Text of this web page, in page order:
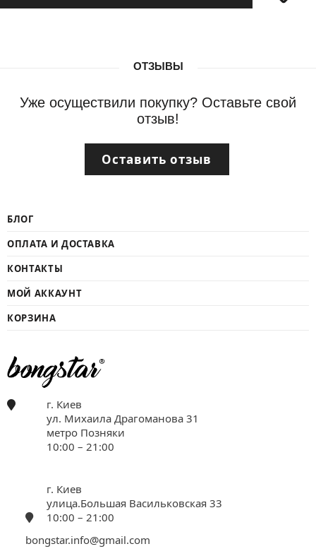
ОТЗЫВЫ
Уже осуществили покупку? Оставьте свой
отзыв!
Оставить отзыв
БЛОГ
ОПЛАТА И ДОСТАВКА
КОНТАКТЫ
МОЙ АККАУНТ
КОРЗИНА
г. Киев
ул. Михаила Драгоманова 31
метро Позняки
10:00 – 21:00
г. Киев
улица.Большая Васильковская 33
10:00 – 21:00
bongstar.info@gmail.com